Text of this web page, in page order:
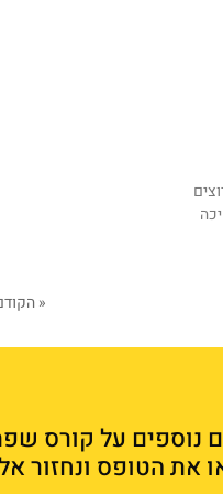
«
נוספים על קורס
את הטופס ונחזור